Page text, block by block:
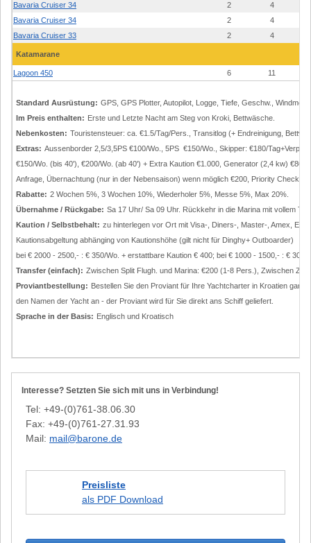
Bavaria Cruiser 34
2
4
Bavaria Cruiser 34
2
4
Bavaria Cruiser 33
2 4
Katamarane
Lagoon 450 6 11
Standard Ausrüstung: GPS, GPS Plotter, Autopilot, Logge, Tiefe, Geschw.,
Im Preis enthalten: Erste und Letzte Nacht am Steg von Kroki, Bettwäsche.
Nebenkosten: Touristensteuer: ca. €1.5/Tag/Pers., Transitlog (+ Endreinigung,
Extras: Aussenborder 2,5/3,5PS €100/Wo., 5PS €150/Wo., Skipper: €180/
€150/Wo. (bis 40'), €200/Wo. (ab 40') + Extra Kaution €1.000, Generator (2,4 kw)
Anfrage, Übernachtung (nur in der Nebensaison) wenn möglich €200, Priority Check-in
Rabatte: 2 Wochen 5%, 3 Wochen 10%, Wiederholer 5%, Messe 5%, Max 20%.
Übernahme / Rückgabe: Sa 17 Uhr/ Sa 09 Uhr. Rückkehr in die Marina mit vollem
Kaution / Selbstbehalt: zu hinterlegen vor Ort mit Visa-, Diners-, Master-, Amex,
Kautionsabgeltung abhänging von Kautionshöhe (gilt nicht für Dinghy+ Outboarder)
bei € 2000 - 2500,- : € 350/Wo. + erstattbare Kaution € 400; bei € 1000 - 1500,- : € 300/
Transfer (einfach): Zwischen Split Flugh. und Marina: €200 (1-8 Pers.), Zwischen
Proviantbestellung: Bestellen Sie den Proviant für Ihre Yachtcharter in Kroatien ganz
den Namen der Yacht an - der Proviant wird für Sie direkt ans Schiff geliefert.
Sprache in der Basis: Englisch und Kroatisch
Interesse? Setzten Sie sich mit uns in Verbindung!
Tel: +49-(0)761-38.06.30
Fax: +49-(0)761-27.31.93
Mail: mail@barone.de
Preisliste
als PDF Download